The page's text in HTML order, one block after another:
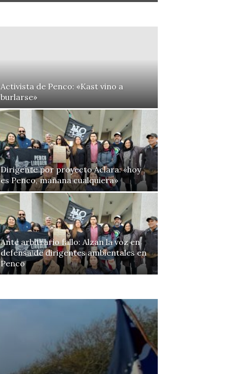
Activista de Penco: «Kast vino a
burlarse»
Dirigente por proyecto Aclara: «hoy
es Penco, mañana cualquiera»
Ante arbitrario fallo: Alzan la voz en
defensa de dirigentes ambientales en
Penco
Continue to the category